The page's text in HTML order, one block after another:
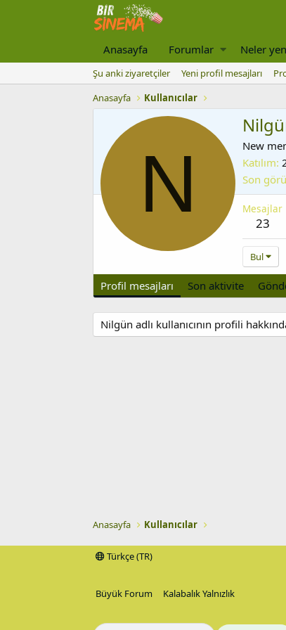
Anasayfa Forumlar Neler
Şu anki ziyaretçiler Yeni profil mesajları
Anasayfa
Kullanıcılar
N
New
Katılım
Son
Mesajlar
23
Bul
Profil mesajları Son aktivite
Nilgün adlı kullanıcının profili
Anasayfa Kullanıcılar
Türkçe (TR)
Büyük Forum Kalabalık Yalnızlık